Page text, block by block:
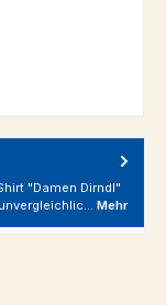
"Damen Dirndl"
Mehr